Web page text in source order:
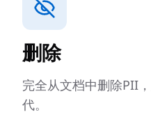
删除
完全从文档中删除PII
代。